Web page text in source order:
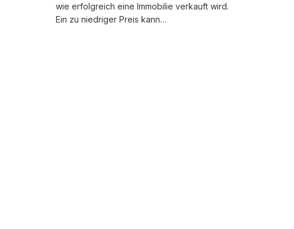
wie erfolgreich eine Immobilie verkauft wird.
Ein zu niedriger Preis kann…